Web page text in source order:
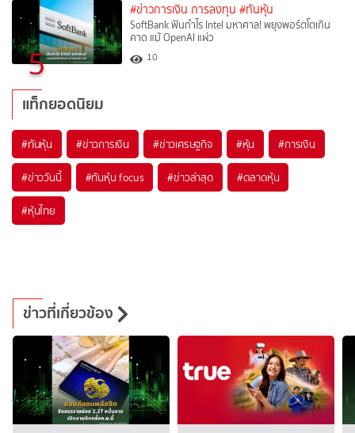
5
#ข่าวการเงิน การลงทุน #ทันหุ้น
SoftBank ฟันกำไร Intel มหาศาล! พยุงพอร์ตโตเกิน
คาด แม้ OpenAI แผ่ว
10
แท็กยอดนิยม
#ทันหุ้น #ข่าวการเงิน #ข่าวเศรษฐกิจ #หุ้น #การเงิน
#ข่าววันนี้ #ทันหุ้น focus #ข่าวล่าสุด #ตลาดหุ้น
#หุ้นไทย
ข่าวที่เกี่ยวข้อง